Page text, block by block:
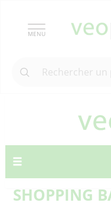
MENU
SHOPPING